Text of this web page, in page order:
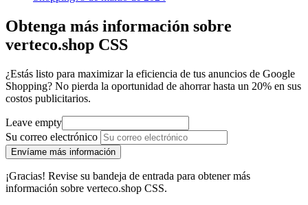
Obtenga más información sobre
verteco.shop CSS
¿Estás listo para maximizar la eficiencia de tus anuncios de Google
Shopping? No pierda la oportunidad de ahorrar hasta un 20% en sus
costos publicitarios.
Leave empty
Su correo electrónico
Envíame más información
¡Gracias! Revise su bandeja de entrada para obtener más
información sobre verteco.shop CSS.